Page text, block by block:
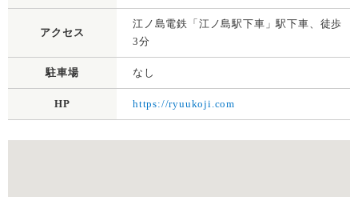
アクセス
江ノ島電鉄「江ノ島駅下車」駅下車、徒歩
3分
駐車場 なし
HP https://ryuukoji.com